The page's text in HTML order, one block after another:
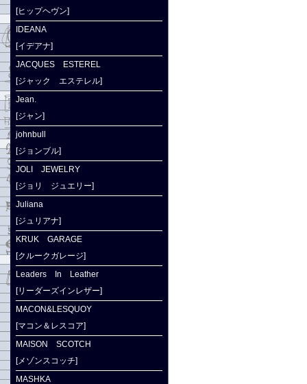
[ヒップヘヴン]
IDEANA
[イデアナ]
JACQUES ESTEREL
[ジャック エステレル]
Jean.
[ジャン]
johnbull
[ジョンブル]
JOLI JEWELRY
[ジョリ ジュエリー]
Juliana
[ジュリアナ]
KRUK GARAGE
[クルークガレージ]
Leaders In Leather
[リーダーズインレザー]
MACON&LESQUOY
[マコン＆レスコア]
MAISON SCOTCH
[メゾンスコッチ]
MASHKA